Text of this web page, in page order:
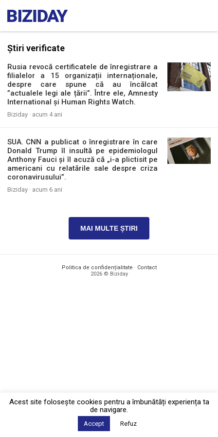
Știri verificate
Rusia revocă certificatele de înregistrare a
filialelor a 15 organizații internaționale,
despre care spune că au încălcat
”actualele legi ale țării”. Între ele, Amnesty
International și Human Rights Watch.
Biziday · acum 4 ani
SUA. CNN a publicat o înregistrare în care
Donald Trump îl insultă pe epidemiologul
Anthony Fauci și îl acuză că „i-a plictisit pe
americani cu relatările sale despre criza
coronavirusului”.
Biziday · acum 6 ani
MAI MULTE ȘTIRI
Politica de confidențialitate · Contact
2026 © Biziday
Acest site foloseşte cookies pentru a îmbunătăți experiența ta
de navigare.
Accept Refuz